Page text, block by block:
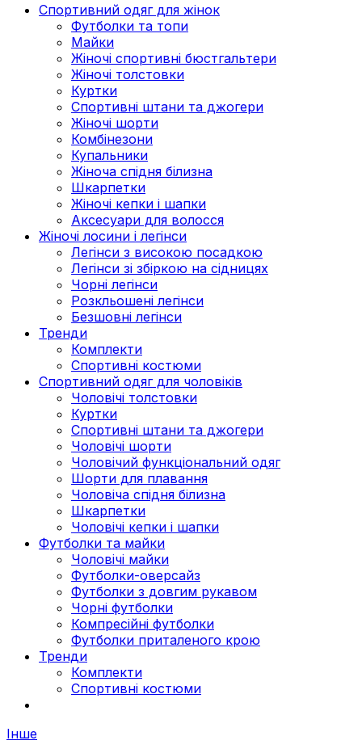
Спортивний одяг для жінок
Футболки та топи
Майки
Жіночі спортивні бюстгальтери
Жіночі толстовки
Куртки
Спортивні штани та джогери
Жіночі шорти
Комбінезони
Купальники
Жіноча спідня білизна
Шкарпетки
Жіночі кепки і шапки
Аксесуари для волосся
Жіночі лосини і легінси
Легінси з високою посадкою
Легінси зі збіркою на сідницях
Чорні легінси
Розкльошені легінси
Безшовні легінси
Тренди
Комплекти
Спортивні костюми
Спортивний одяг для чоловіків
Чоловічі толстовки
Куртки
Спортивні штани та джогери
Чоловічі шорти
Чоловічий функціональний одяг
Шорти для плавання
Чоловіча спідня білизна
Шкарпетки
Чоловічі кепки і шапки
Футболки та майки
Чоловічі майки
Футболки-оверсайз
Футболки з довгим рукавом
Чорні футболки
Компресійні футболки
Футболки приталеного крою
Тренди
Комплекти
Спортивні костюми
Інше